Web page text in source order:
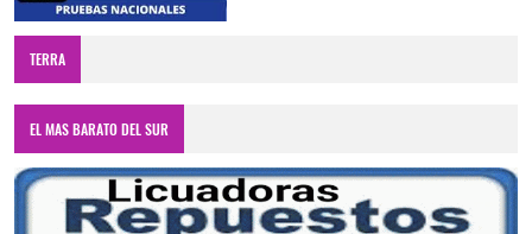
TERRA
EL MAS BARATO DEL SUR